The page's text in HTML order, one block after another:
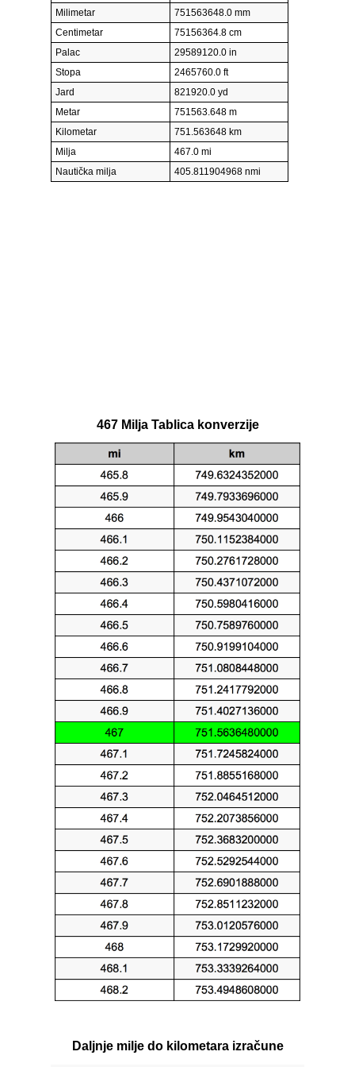
Milimetar
751563648.0 mm
Centimetar
75156364.8 cm
Palac
29589120.0 in
Stopa
2465760.0 ft
Jard
821920.0 yd
Metar
751563.648 m
Kilometar
751.563648 km
Milja
467.0 mi
Nautička milja
405.811904968 nmi
467 Milja Tablica konverzije
Daljnje milje do kilometara izračune